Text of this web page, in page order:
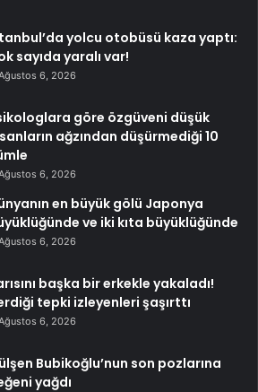
yolcu otobüsü kaza yaptı:
sayıda yaralı var!
6, 2026
göre özgüveni düşük
ağzından düşürmediği 10
6, 2026
en büyük gölü Japonya
ve iki kıta büyüklüğünde
6, 2026
başka bir erkekle yakaladı!
tepki izleyenleri şaşırttı
6, 2026
Bubikoğlu’nun son pozlarına
yağdı